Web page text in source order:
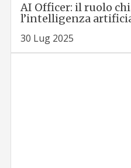
AI Officer: il ruolo
l’intelligenza
30 Lug 2025